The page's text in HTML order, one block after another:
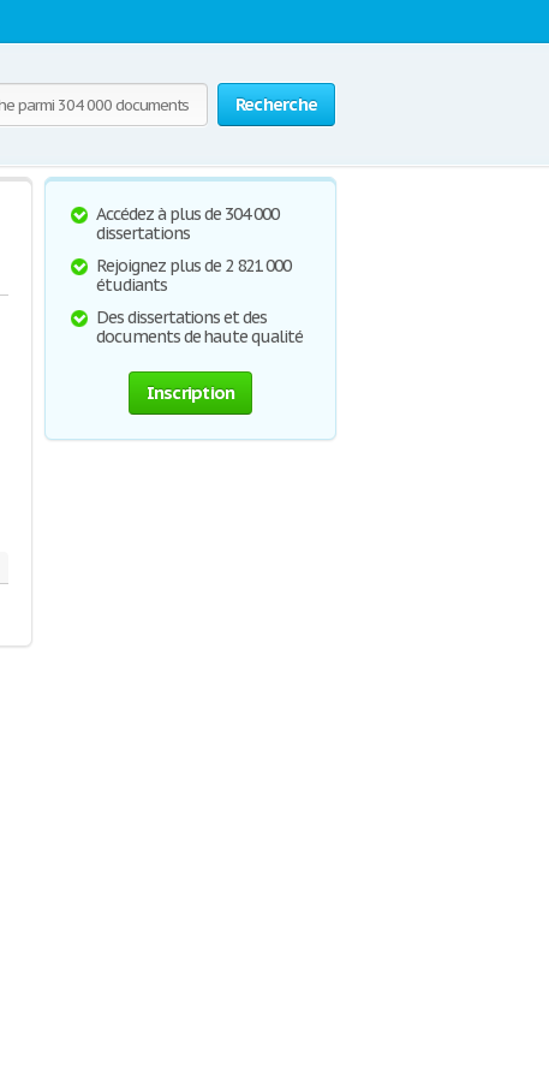
Recherche
Accédez à plus de 304 000
dissertations
Rejoignez plus de 2 821 000
étudiants
Des dissertations et des
documents de haute qualité
Inscription